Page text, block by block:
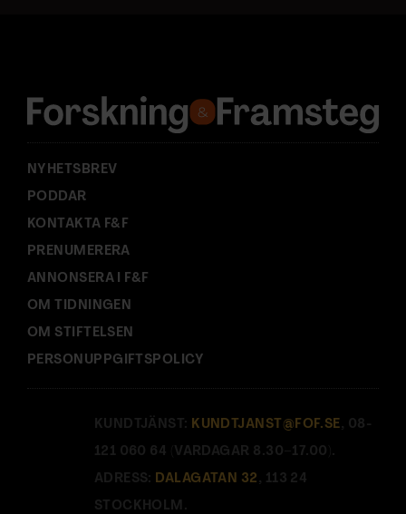
s
:
NYHETSBREV
PODDAR
KONTAKTA F&F
PRENUMERERA
ANNONSERA I F&F
OM TIDNINGEN
OM STIFTELSEN
PERSONUPPGIFTSPOLICY
KUNDTJÄNST: KUNDTJANST@FOF.SE , 08-
121 060 64 (VARDAGAR 8.30–17.00).
ADRESS: DALAGATAN 32 , 113 24
STOCKHOLM.